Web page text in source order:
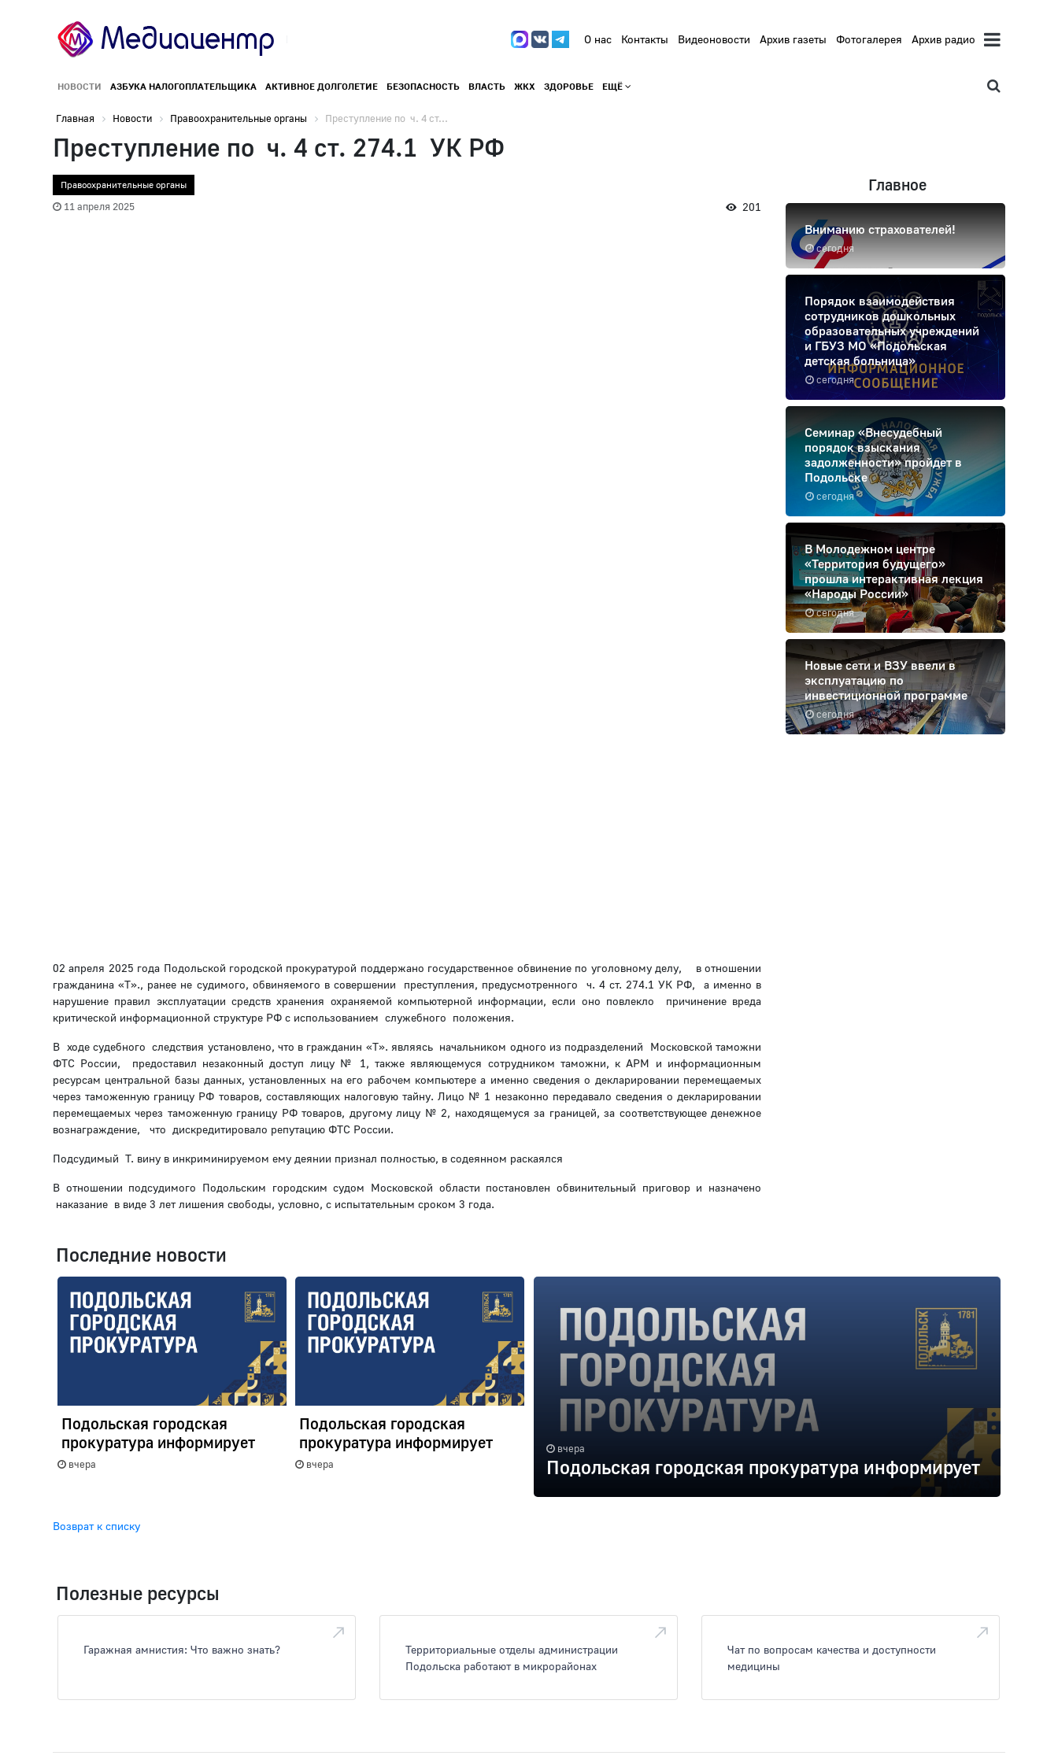
О нас Контакты Видеоновости Архив газеты Фотогалерея Архив радио
НОВОСТИ АЗБУКА НАЛОГОПЛАТЕЛЬЩИКА АКТИВНОЕ ДОЛГОЛЕТИЕ БЕЗОПАСНОСТЬ ВЛАСТЬ ЖКХ ЗДОРОВЬЕ ЕЩЁ
Главная Новости Правоохранительные органы Преступление по ч. 4 ст...
Преступление по ч. 4 ст. 274.1 УК РФ
Правоохранительные органы
11 апреля 2025 201
02 апреля 2025 года Подольской городской прокуратурой поддержано государственное обвинение по уголовному делу, в отношении
гражданина «Т»., ранее не судимого, обвиняемого в совершении преступления, предусмотренного ч. 4 ст. 274.1 УК РФ, а именно в
нарушение правил эксплуатации средств хранения охраняемой компьютерной информации, если оно повлекло причинение вреда
критической информационной структуре РФ с использованием служебного положения.
В ходе судебного следствия установлено, что в гражданин «Т». являясь начальником одного из подразделений Московской таможни
ФТС России, предоставил незаконный доступ лицу № 1, также являющемуся сотрудником таможни, к АРМ и информационным
ресурсам центральной базы данных, установленных на его рабочем компьютере а именно сведения о декларировании перемещаемых
через таможенную границу РФ товаров, составляющих налоговую тайну. Лицо № 1 незаконно передавало сведения о декларировании
перемещаемых через таможенную границу РФ товаров, другому лицу № 2, находящемуся за границей, за соответствующее денежное
вознаграждение, что дискредитировало репутацию ФТС России.
Подсудимый Т. вину в инкриминируемом ему деянии признал полностью, в содеянном раскаялся
В отношении подсудимого Подольским городским судом Московской области постановлен обвинительный приговор и назначено
наказание в виде 3 лет лишения свободы, условно, с испытательным сроком 3 года.
Главное
сегодня
Вниманию страхователей!
сегодня
Порядок взаимодействия
сотрудников дошкольных
образовательных учреждений
и ГБУЗ МО «Подольская
детская больница»
сегодня
Семинар «Внесудебный
порядок взыскания
задолженности» пройдет в
Подольске
сегодня
В Молодежном центре
«Территория будущего»
прошла интерактивная лекция
«Народы России»
сегодня
Новые сети и ВЗУ ввели в
эксплуатацию по
инвестиционной программе
Последние новости
Подольская городская
прокуратура информирует
вчера
Подольская городская
прокуратура информирует
вчера
вчера
Подольская городская прокуратура информирует
Возврат к списку
Полезные ресурсы
Гаражная амнистия: Что важно знать?
Территориальные отделы администрации
Подольска работают в микрорайонах
Чат по вопросам качества и доступности
медицины